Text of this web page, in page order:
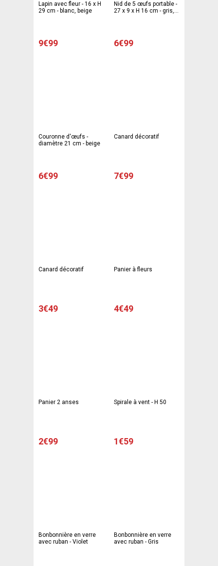
Lapin avec fleur - 16 x H
29 cm - blanc, beige
9€99
Nid de 5 œufs portable -
27 x 9 x H 16 cm - gris,
6€99
Couronne d'œufs -
diamètre 21 cm - beige
6€99
Canard décoratif
7€99
Canard décoratif
3€49
Panier à fleurs
4€49
Panier 2 anses
2€99
Spirale à vent - H 50
1€59
Bonbonnière en verre
avec ruban - Violet
Bonbonnière en verre
avec ruban - Gris